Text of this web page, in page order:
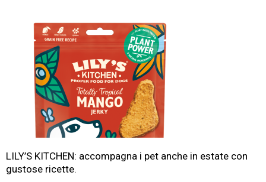
LILY’S KITCHEN: accompagna i pet anche in estate con
gustose ricette.